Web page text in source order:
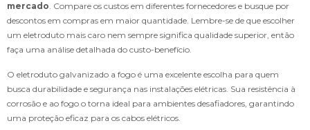
mercado. Compare os custos em diferentes fornecedores e busque por
descontos em compras em maior quantidade. Lembre-se de que escolher
um eletroduto mais caro nem sempre significa qualidade superior, então
faça uma análise detalhada do custo-benefício.
O eletroduto galvanizado a fogo é uma excelente escolha para quem
busca durabilidade e segurança nas instalações elétricas. Sua resistência à
corrosão e ao fogo o torna ideal para ambientes desafiadores, garantindo
uma proteção eficaz para os cabos elétricos.